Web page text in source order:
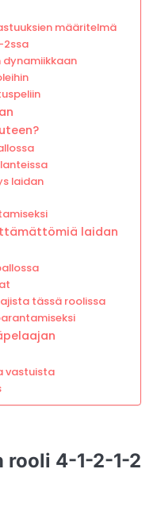
määritelmä
2ssa
dynamiikkaan
laidan
laidan
tässä roolissa
vastuista
rooli 4-1-2-1-2